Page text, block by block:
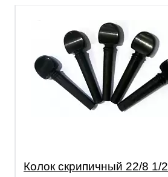
Колок скрипичный 22/8 1/2